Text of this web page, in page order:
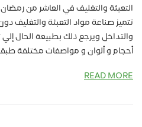
التعبئة والتغليف في العاشر من
تتميز صناعة مواد التعبئة والتغليف
والتداخل ويرجع ذلك بطبيعة الحال إلي
أحجام و ألوان و مواصفات مختلفة
READ MORE